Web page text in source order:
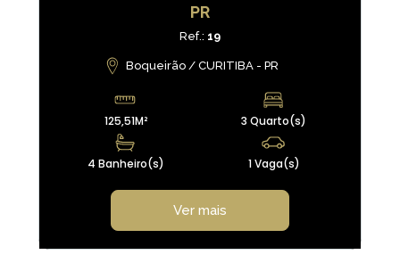
PR
Ref.: 19
Boqueirão / CURITIBA - PR
125,51M² 3 Quarto(s)
4 Banheiro(s) 1 Vaga(s)
Ver mais